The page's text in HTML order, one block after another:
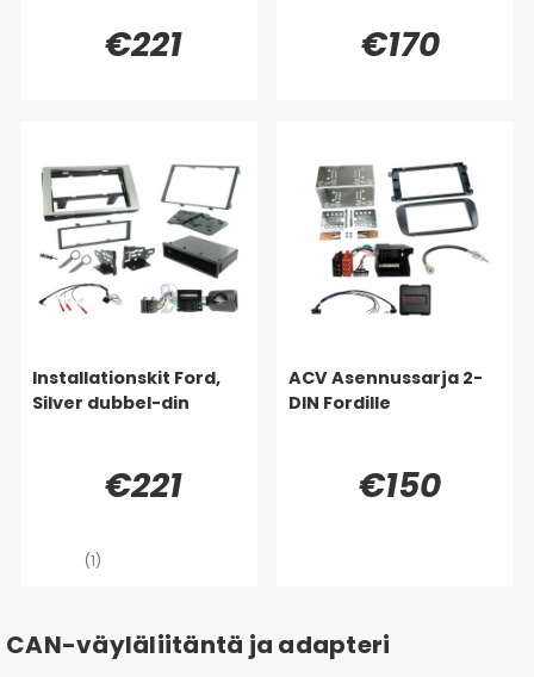
€221 €170
Installationskit Ford,
Silver dubbel-din
€221
(1)
ACV Asennussarja 2-
DIN Fordille
€150
CAN-väyläliitäntä ja adapteri